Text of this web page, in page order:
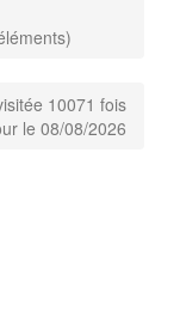
10071 fois
le 08/08/2026